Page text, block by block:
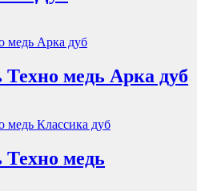
Техно медь Арка дуб
Техно медь